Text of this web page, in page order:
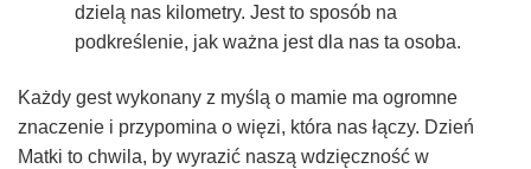
dzielą nas kilometry. Jest to sposób na
podkreślenie, jak ważna jest dla nas ta osoba.
Każdy gest wykonany z myślą o mamie ma ogromne
znaczenie i przypomina o więzi, która nas łączy. Dzień
Matki to chwila, by wyrazić naszą wdzięczność w